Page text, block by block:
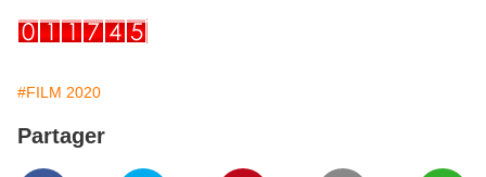
#FILM 2020
Partager